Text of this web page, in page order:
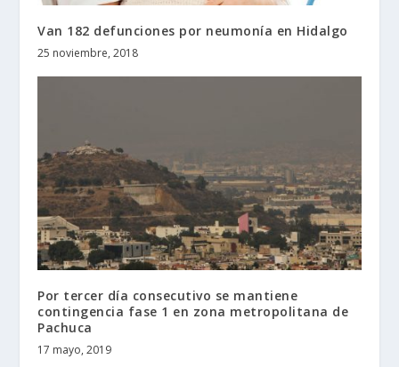
Van 182 defunciones por neumonía en Hidalgo
25 noviembre, 2018
Por tercer día consecutivo se mantiene
contingencia fase 1 en zona metropolitana de
Pachuca
17 mayo, 2019